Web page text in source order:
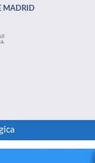
MADRID